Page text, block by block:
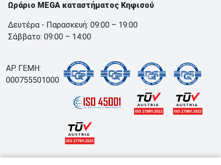
Ωράριο MEGA καταστήματος Κηφισού
Δευτέρα - Παρασκευή: 09:00 – 19:00
Σάββατο: 09:00 – 14:00
ΑΡ. ΓΕΜΗ:
000755501000